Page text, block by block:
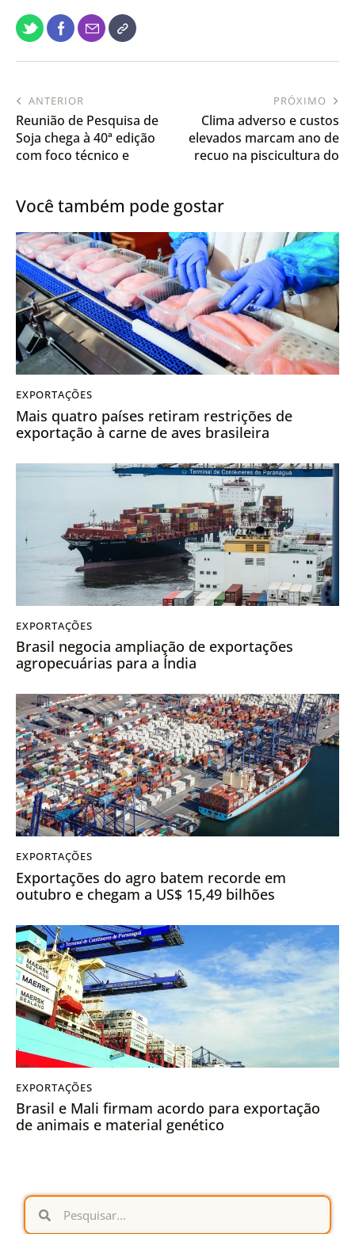
ANTERIOR
Reunião de Pesquisa de
Soja chega à 40ª edição
com foco técnico e
PRÓXIMO
Clima adverso e custos
elevados marcam ano de
recuo na piscicultura do
Você também pode gostar
EXPORTAÇÕES
Mais quatro países retiram restrições de
exportação à carne de aves brasileira
EXPORTAÇÕES
Brasil negocia ampliação de exportações
agropecuárias para a Índia
EXPORTAÇÕES
Exportações do agro batem recorde em
outubro e chegam a US$ 15,49 bilhões
EXPORTAÇÕES
Brasil e Mali firmam acordo para exportação
de animais e material genético